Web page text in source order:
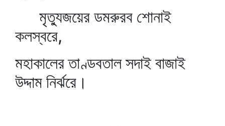
মৃত্যুজয়ের ডমরুরব শোনাই
কলস্বরে,
মহাকালের তাণ্ডবতাল সদাই বাজাই
উদ্দাম নির্ঝরে।